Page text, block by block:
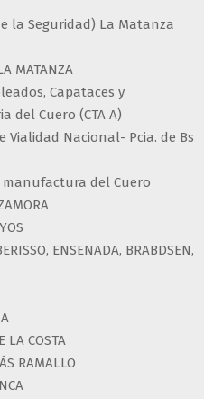
la Seguridad) La Matanza
MATANZA
Capataces y
del Cuero (CTA A)
Vialidad Nacional- Pcia. de Bs
del Cuero
ENSENADA, BRABDSEN,
LA COSTA
RAMALLO